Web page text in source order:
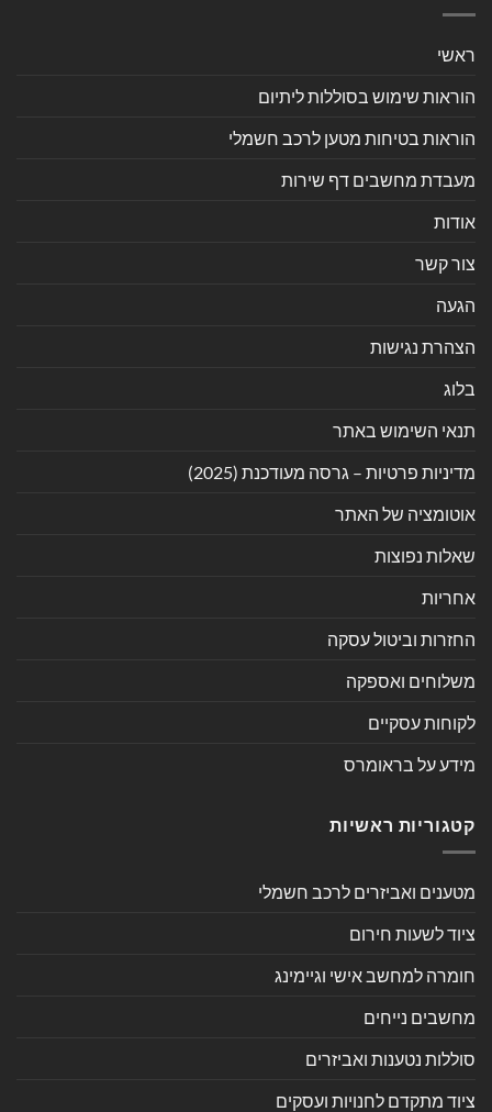
ראשי
הוראות שימוש בסוללות ליתיום
הוראות בטיחות מטען לרכב חשמלי
מעבדת מחשבים דף שירות
אודות
צור קשר
הגעה
הצהרת נגישות
בלוג
תנאי השימוש באתר
מדיניות פרטיות – גרסה מעודכנת (2025)
אוטומציה של האתר
שאלות נפוצות
אחריות
החזרות וביטול עסקה
משלוחים ואספקה
לקוחות עסקיים
מידע על בראומרס
קטגוריות ראשיות
מטענים ואביזרים לרכב חשמלי
ציוד לשעות חירום
חומרה למחשב אישי וגיימינג
מחשבים נייחים
סוללות נטענות ואביזרים
ציוד מתקדם לחנויות ועסקים